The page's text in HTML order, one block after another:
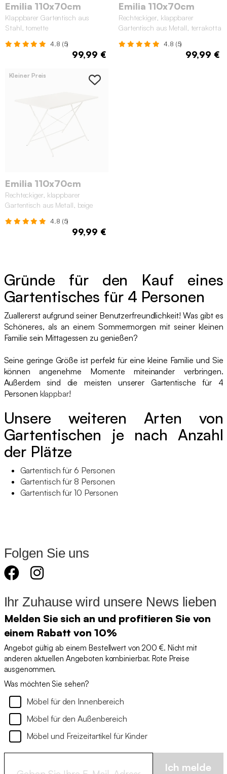
Emilia 110x70cm
Klappbarer Gartentisch aus
Stahl, tomette
4.8 (5)
99,99 €
Emilia 110x70cm
Rechteckiger, klappbarer
Gartentisch aus Metall, terrakotta
4.8 (5)
99,99 €
Kleiner Preis
Emilia 110x70cm
Rechteckiger, klappbarer
Gartentisch aus Metall, beige
4.8 (5)
99,99 €
Gründe für den Kauf eines
Gartentisches für 4 Personen
Zuallererst aufgrund seiner Benutzerfreundlichkeit! Was gibt es
Schöneres, als an einem Sommermorgen mit seiner kleinen
Familie sein Mittagessen zu genießen?
Seine geringe Größe ist perfekt für eine kleine Familie und Sie
können angenehme Momente miteinander verbringen.
Außerdem sind die meisten unserer Gartentische für 4
Personen klappbar!
Unsere weiteren Arten von
Gartentischen je nach Anzahl
der Plätze
Gartentisch für 6 Personen
Gartentisch für 8 Personen
Gartentisch für 10 Personen
Folgen Sie uns
Ihr Zuhause wird unsere News lieben
Melden Sie sich an und profitieren Sie von
einem Rabatt von 10%
Angebot gültig ab einem Bestellwert von 200 €. Nicht mit
anderen aktuellen Angeboten kombinierbar. Rote Preise
ausgenommen.
Was möchten Sie sehen?
Möbel für den Innenbereich
Möbel für den Außenbereich
Möbel und Freizeitartikel für Kinder
Ich melde